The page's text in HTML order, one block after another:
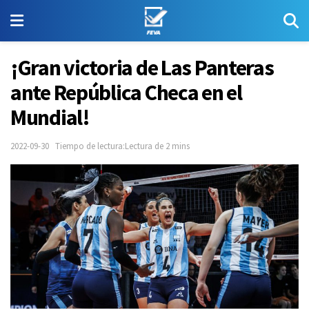
¡Gran victoria de Las Panteras
ante República Checa en el
Mundial!
2022-09-30 Tiempo de lectura:Lectura de 2 mins